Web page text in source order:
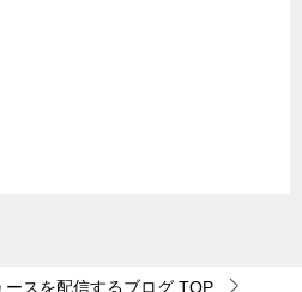
ースを配信するブログ TOP